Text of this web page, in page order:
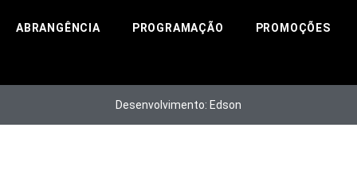
ABRANGÊNCIA PROGRAMAÇÃO PROMOÇÕES
Desenvolvimento: Edson